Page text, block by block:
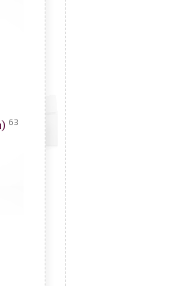
63